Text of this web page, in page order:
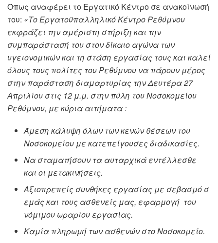
Όπως αναφέρει το Εργατικό Κέντρο σε ανακοίνωσή
του: «Το Εργατοϋπαλληλικό Κέντρο Ρεθύμνου
εκφράζει την αμέριστη στήριξη και την
συμπαράστασή του στον δίκαιο αγώνα των
υγειονομικών και τη στάση εργασίας τους και καλεί
όλους τους πολίτες του Ρεθύμνου να πάρουν μέρος
στην παράσταση διαμαρτυρίας την Δευτέρα 27
Απριλίου στις 12 μ.μ. στην πύλη του Νοσοκομείου
Ρεθύμνου, με κύρια αιτήματα :
Άμεση κάλυψη όλων των κενών θέσεων του
Νοσοκομείου με κατεπείγουσες διαδικασίες.
Να σταματήσουν τα αυταρχικά εντέλλεσθε
και οι μετακινήσεις.
Αξιοπρεπείς συνθήκες εργασίας με σεβασμό σ
εμάς και τους ασθενείς μας, εφαρμογή του
νόμιμου ωραρίου εργασίας.
Καμία πληρωμή των ασθενών στο Νοσοκομείο.